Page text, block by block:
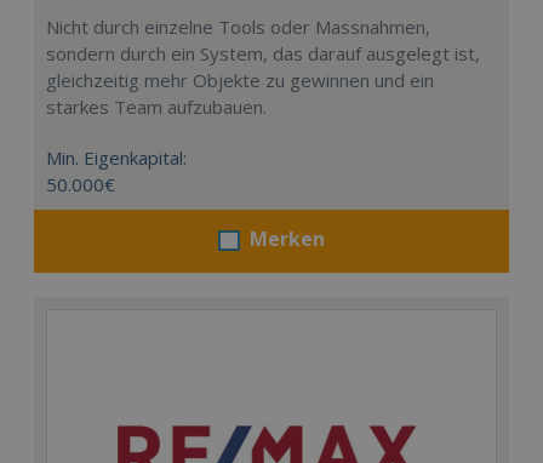
Nicht durch einzelne Tools oder Massnahmen,
sondern durch ein System, das darauf ausgelegt ist,
gleichzeitig mehr Objekte zu gewinnen und ein
starkes Team aufzubauen.
Min. Eigenkapital:
50.000€
Merken